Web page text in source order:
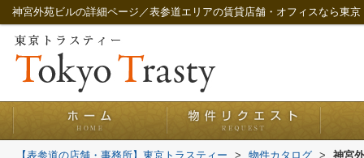
神宮外苑ビルの詳細ページ／表参道エリアの賃貸店舗・オフィスなら東
【表参道の店舗・事務所】東京トラスティー > 物件カタログ > 神宮